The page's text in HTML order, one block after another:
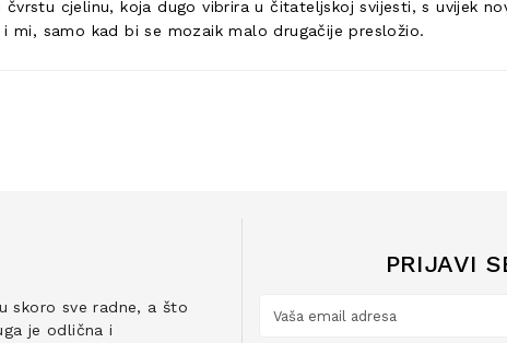
cjelinu, koja dugo vibrira u čitateljskoj svijesti, s uvijek
samo kad bi se mozaik malo drugačije presložio.
skoro sve radne, a što
je odlična i
PRIJAVI